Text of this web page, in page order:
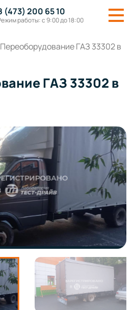
(473) 200 65 10
работы: с 9:00 до 18:00
Переоборудование ГАЗ 33302 в
ГАЗ 33302 в